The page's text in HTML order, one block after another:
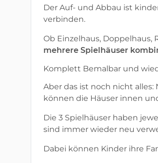
Der Auf- und Abbau ist
verbinden.
Ob Einzelhaus,
mehrere Spielhäuser
Komplett Bemalbar und
Aber das ist noch nicht
können die Häuser innen
Die 3 Spielhäuser haben
sind immer wieder neu
Dabei können Kinder ihre